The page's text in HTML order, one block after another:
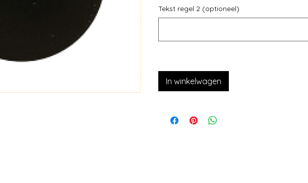
Tekst regel 2 (optioneel)
In winkelwagen